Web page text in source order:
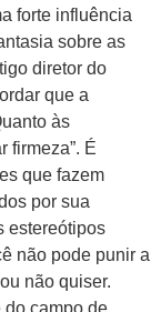
forte influência
sobre as
diretor do
que a
às
firmeza”. É
que fazem
por sua
estereótipos
não pode punir a
não quiser.